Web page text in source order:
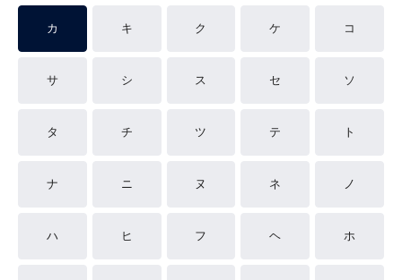
カ キ ク ケ コ
サ シ ス セ ソ
タ チ ツ テ ト
ナ ニ ヌ ネ ノ
ハ ヒ フ ヘ ホ